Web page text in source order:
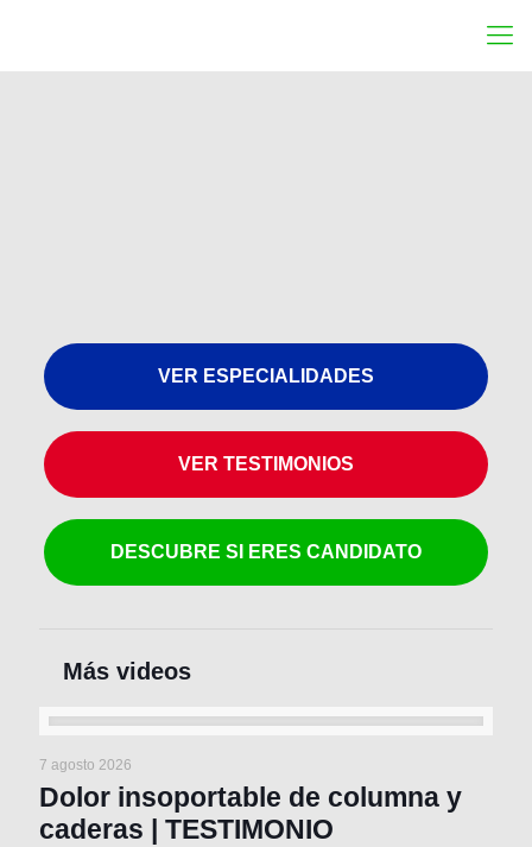
VER ESPECIALIDADES
VER TESTIMONIOS
DESCUBRE SI ERES CANDIDATO
7 agosto 2026
Dolor insoportable de columna y
caderas | TESTIMONIO